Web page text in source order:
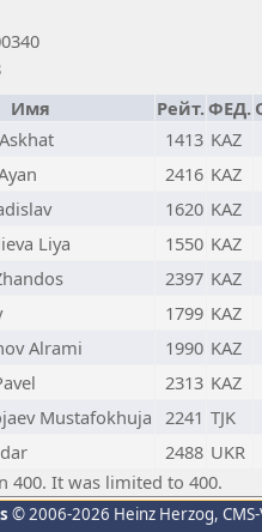
Имя Рейт.ФЕД.
1413 KAZ
2416 KAZ
1620 KAZ
Liya 1550 KAZ
2397 KAZ
1799 KAZ
Alrami 1990 KAZ
2313 KAZ
Mustafokhuja 2241 TJK
2488 UKR
400. It was limited to 400.
© 2006-2026 Heinz Herzog,